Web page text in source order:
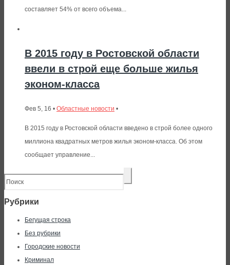
составляет 54% от всего объема...
В 2015 году в Ростовской области
ввели в строй еще больше жилья
эконом-класса
Фев 5, 16 • Областные новости •
В 2015 году в Ростовской области введено в строй более одного
миллиона квадратных метров жилья эконом-класса. Об этом
сообщает управление...
Рубрики
Бегущая строка
Без рубрики
Городские новости
Криминал